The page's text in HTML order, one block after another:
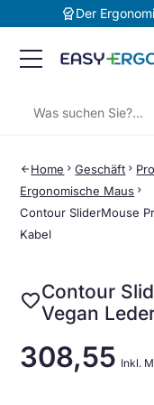
editor_choiceDer
arrow_back Home chevron_rightGeschäft chevron_right
Ergonomische Maus chevron_right
Contour SliderMouse
Kabel
favoriteContour
Vegan
308,55 Inkl.